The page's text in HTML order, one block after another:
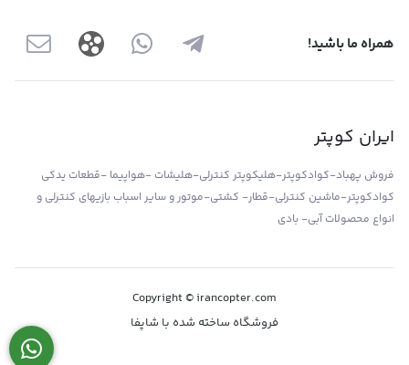
همراه ما باشید!
ایران کوپتر
فروش پهباد-کوادکوپتر-هلیکوپتر کنترلی-هلیشات -هواپیما -قطعات یدکی
کوادکوپتر-ماشین کنترلی-قطار- کشتی-موتور و سایر اسباب بازیهای کنترلی و
انواع محصولات آبی- بادی
Copyright © irancopter.com
فروشگاه ساخته شده با شاپفا